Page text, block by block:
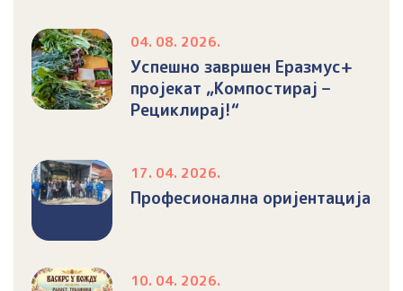
04. 08. 2026.
Успешно завршен Еразмус+
пројекат „Компостирај –
Рециклирај!“
17. 04. 2026.
Професионална оријентација
10. 04. 2026.